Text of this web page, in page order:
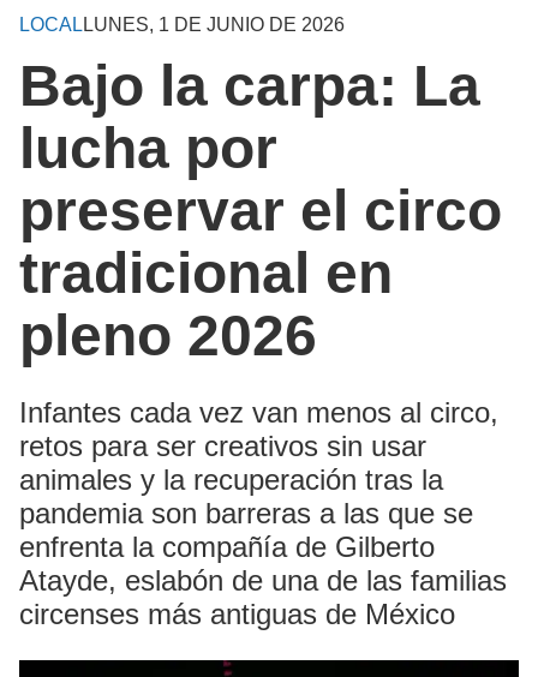
LOCAL LUNES, 1 DE JUNIO DE 2026
Bajo la carpa: La
lucha por
preservar el circo
tradicional en
pleno 2026
Infantes cada vez van menos al circo,
retos para ser creativos sin usar
animales y la recuperación tras la
pandemia son barreras a las que se
enfrenta la compañía de Gilberto
Atayde, eslabón de una de las familias
circenses más antiguas de México